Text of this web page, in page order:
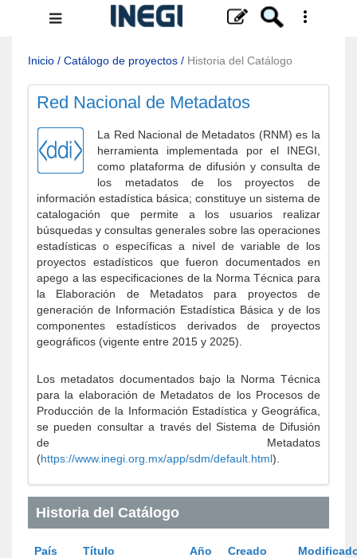
Menú
navegación
Inicio / Catálogo de proyectos / Historia del Catálogo
Red Nacional de Metadatos
La Red Nacional de Metadatos (RNM) es la
herramienta implementada por el INEGI,
como plataforma de difusión y consulta de
los metadatos de los proyectos de
información estadística básica; constituye un sistema de
catalogación que permite a los usuarios realizar
búsquedas y consultas generales sobre las operaciones
estadísticas o específicas a nivel de variable de los
proyectos estadísticos que fueron documentados en
apego a las especificaciones de la Norma Técnica para
la Elaboración de Metadatos para proyectos de
generación de Información Estadística Básica y de los
componentes estadísticos derivados de proyectos
geográficos (vigente entre 2015 y 2025).
Los metadatos documentados bajo la Norma Técnica
para la elaboración de Metadatos de los Procesos de
Producción de la Información Estadística y Geográfica,
se pueden consultar a través del Sistema de Difusión
de Metadatos
(https://www.inegi.org.mx/app/sdm/default.html).
Historia del Catálogo
País Título Año Creado